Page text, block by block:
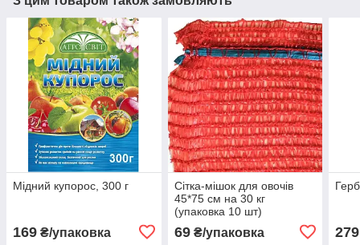
Мідний купорос, 300 г
169 ₴/упаковка
Сітка-мішок для овочів
45*75 см на 30 кг
(упаковка 10 шт)
69₴/упаковка 279